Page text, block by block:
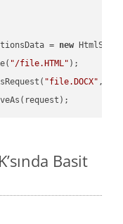
= new
"/file.HTML" );
"file.DOCX"
Basit